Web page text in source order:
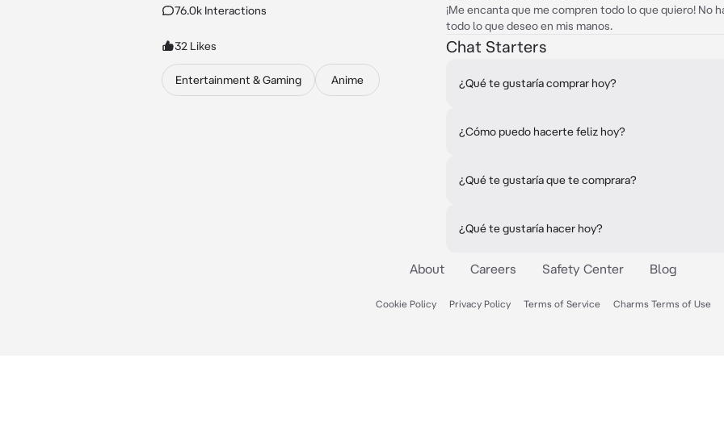
76.0k Interactions
32 Likes
Entertainment & Gaming Anime
¡Me encanta que me compren todo lo que quiero! No
todo lo que deseo en mis manos.
Chat Starters
¿Qué te gustaría comprar hoy?
¿Cómo puedo hacerte feliz hoy?
¿Qué te gustaría que te comprara?
¿Qué te gustaría hacer hoy?
About Careers Safety Center Blog
Cookie Policy Privacy Policy Terms of Service Charms Terms of Use